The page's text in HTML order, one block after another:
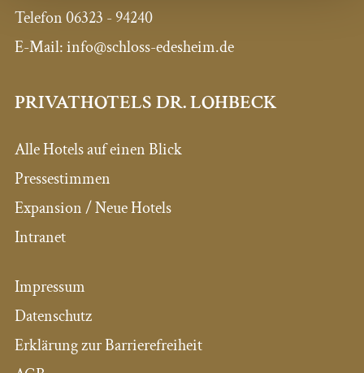
Telefon06323 - 94240
E-Mail:info@schloss-edesheim.de
PRIVATHOTELS DR. LOHBECK
Alle Hotels auf einen Blick
Pressestimmen
Expansion / Neue Hotels
Intranet
Impressum
Datenschutz
Erklärung zur Barrierefreiheit